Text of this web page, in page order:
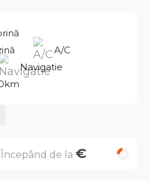
A/C
Navigatie
Începând de la €